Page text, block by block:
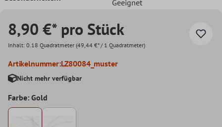
Geeignet
8,90 €* pro Stück
Inhalt: 0.18 Quadratmeter (49,44 €* / 1 Quadratmeter)
Artikelnummer:LZ80084_muster
Nicht mehr verfügbar
Farbe: Gold